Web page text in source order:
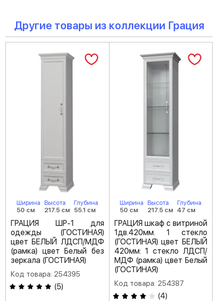
Другие товары из коллекции Грация
Ширина
50 см
Высота
217.5 см
Глубина
55.1 см
ГРАЦИЯ ШР-1 для
одежды (ГОСТИНАЯ)
цвет БЕЛЫЙ ЛДСП/МДФ
(рамка) цвет Белый без
зеркала (ГОСТИНАЯ)
Код товара: 254395
(5)
Ширина
50 см
Высота
217.5 см
Глубина
47 см
ГРАЦИЯ шкаф с витриной
1дв.420мм. 1 стекло
(ГОСТИНАЯ) цвет БЕЛЫЙ
420мм: 1 стекло ЛДСП/
МДФ (рамка) цвет Белый
(ГОСТИНАЯ)
Код товара: 254387
(4)